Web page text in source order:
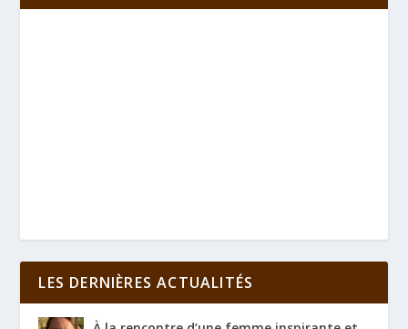
LES DERNIÈRES ACTUALITÉS